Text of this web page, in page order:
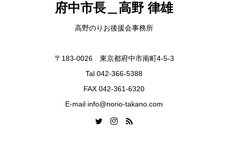
府中市長＿高野 律雄
高野のりお後援会事務所
〒183-0026 東京都府中市南町4-5-3
Tal 042-366-5388
FAX 042-361-6320
E-mail info@norio-takano.com